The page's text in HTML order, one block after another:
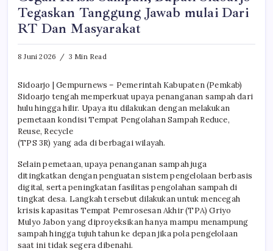
Tegaskan Tanggung Jawab mulai Dari
RT Dan Masyarakat
8 Juni 2026 3 Min Read
Sidoarjo | Gempurnews – Pemerintah Kabupaten (Pemkab)
Sidoarjo tengah memperkuat upaya penanganan sampah dari
hulu hingga hilir. Upaya itu dilakukan dengan melakukan
pemetaan kondisi Tempat Pengolahan Sampah Reduce,
Reuse, Recycle
(TPS 3R) yang ada di berbagai wilayah.
Selain pemetaan, upaya penanganan sampah juga
ditingkatkan dengan penguatan sistem pengelolaan berbasis
digital, serta peningkatan fasilitas pengolahan sampah di
tingkat desa. Langkah tersebut dilakukan untuk mencegah
krisis kapasitas Tempat Pemrosesan Akhir (TPA) Griyo
Mulyo Jabon yang diproyeksikan hanya mampu menampung
sampah hingga tujuh tahun ke depan jika pola pengelolaan
saat ini tidak segera dibenahi.